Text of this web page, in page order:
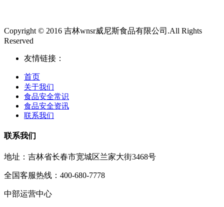
Copyright © 2016 吉林wnsr威尼斯食品有限公司.All Rights
Reserved
友情链接：
首页
关于我们
食品安全常识
食品安全资讯
联系我们
联系我们
地址：吉林省长春市宽城区兰家大街3468号
全国客服热线：400-680-7778
中部运营中心